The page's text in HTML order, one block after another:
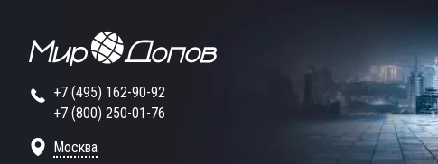
+7 (495) 162-90-92
+7 (800) 250-01-76
Москва